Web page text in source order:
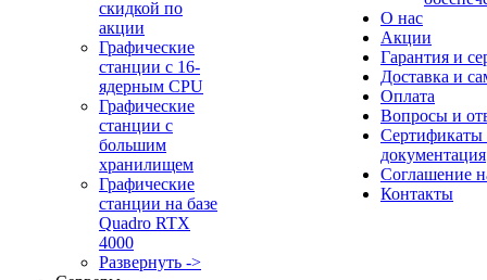
скидкой по
акции
Графические
станции с 16-
ядерным CPU
Графические
станции с
большим
хранилищем
Графические
станции на базе
Quadro RTX
4000
Развернуть ->
О нас
Акции
Гарантия и
Доставка и
Оплата
Вопросы и
Сертификаты
документация
Соглашение
Контакты